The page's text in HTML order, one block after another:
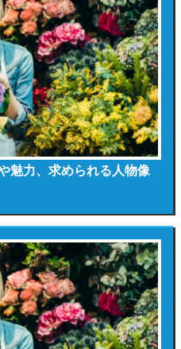
魅力、求められる人物像